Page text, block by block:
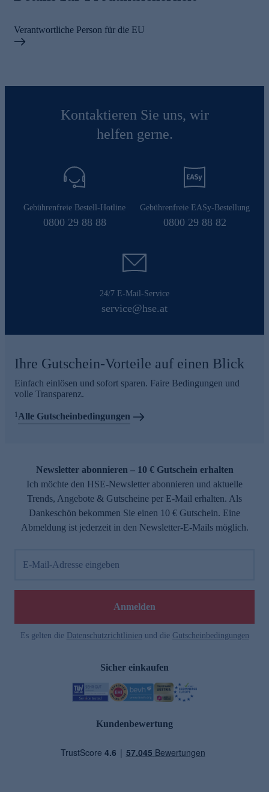
Verantwortliche Person für die EU
Kontaktieren Sie uns, wir
helfen gerne.
Gebührenfreie Bestell-Hotline
0800 29 88 88
Gebührenfreie EASy-Bestellung
0800 29 88 82
24/7 E-Mail-Service
service@hse.at
Ihre Gutschein-Vorteile auf einen Blick
Einfach einlösen und sofort sparen. Faire Bedingungen und
volle Transparenz.
1 Alle Gutscheinbedingungen
Newsletter abonnieren – 10 € Gutschein erhalten
Ich möchte den HSE-Newsletter abonnieren und aktuelle
Trends, Angebote & Gutscheine per E-Mail erhalten. Als
Dankeschön bekommen Sie einen 10 € Gutschein. Eine
Abmeldung ist jederzeit in den Newsletter-E-Mails möglich.
E-Mail-Adresse eingeben
Anmelden
Es gelten die Datenschutzrichtlinien und die Gutscheinbedingungen
Sicher einkaufen
Kundenbewertung